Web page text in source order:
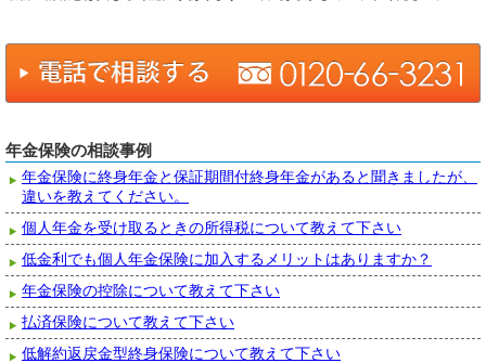
年金保険の相談事例
年金保険に終身年金と保証期間付終身年金があると聞きましたが、
違いを教えてください。
個人年金を受け取るときの所得税について教えて下さい
低金利でも個人年金保険に加入するメリットはありますか？
年金保険の控除について教えて下さい
払済保険について教えて下さい
低解約返戻金型終身保険について教えて下さい